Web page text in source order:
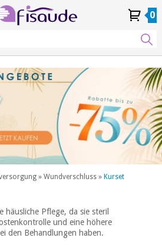
0
» Wundverschluss » Kurset
häusliche Pflege, da sie steril
und eine höhere
den Behandlungen haben.